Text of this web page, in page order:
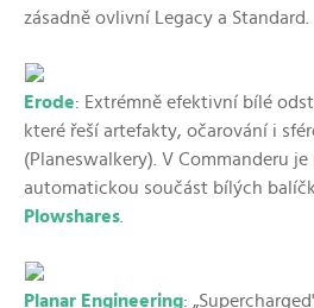
zásadně ovlivní Legacy a Standard.
Erode: Extrémně efektivní bílé
které řeší artefakty, očarování i
(Planeswalkery). V Commanderu je
automatickou součást bílých
Plowshares
Planar Engineering: